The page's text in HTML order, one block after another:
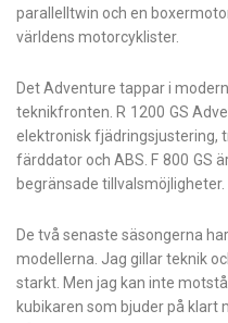
parallelltwin och en
världens motorcyklister.
Det Adventure tappar i
teknikfronten. R 1200 GS
elektronisk fjädringsjustering,
färddator och ABS. F 800 GS
begränsade tillvalsmöjligheter.
De två senaste säsongerna
modellerna. Jag gillar teknik
starkt. Men jag kan inte
kubikaren som bjuder på klart